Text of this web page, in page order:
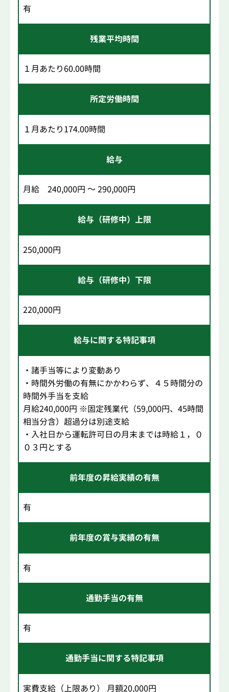
有
残業平均時間
１月あたり60.00時間
所定労働時間
１月あたり174.00時間
給与
月給 240,000円 ～ 290,000円
給与（研修中）上限
250,000円
給与（研修中）下限
220,000円
給与に関する特記事項
・諸手当等により変動あり
・時間外労働の有無にかかわらず、４５時間分の
時間外手当を支給
月給240,000円 ※固定残業代（59,000円、45時間
相当分含）超過分は別途支給
・入社日から運転許可日の月末までは時給１，０
０３円とする
前年度の昇給実績の有無
有
前年度の賞与実績の有無
有
通勤手当の有無
有
通勤手当に関する特記事項
実費支給（上限あり） 月額20,000円